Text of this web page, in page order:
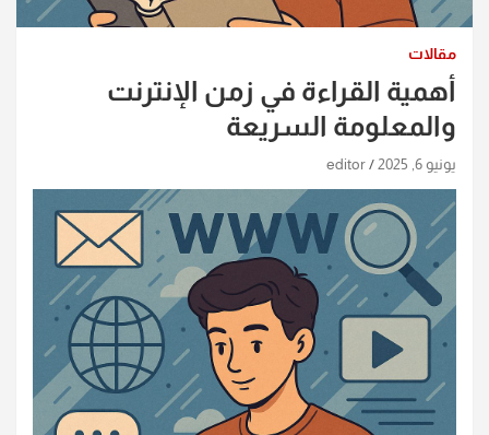
مقالات
أهمية القراءة في زمن الإنترنت
والمعلومة السريعة
يونيو 6, 2025 editor